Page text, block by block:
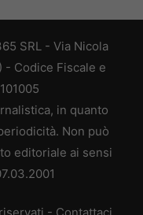
SRL - Via Nicola
- Codice Fiscale e
in quanto
Non può
editoriale ai sensi